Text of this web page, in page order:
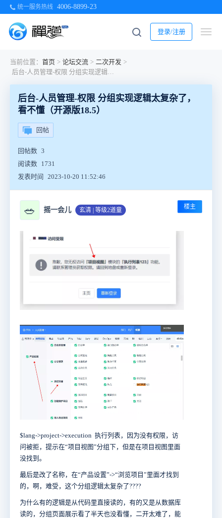
统一服务热线 4006-8899-23
登录/注册
当前位置： 首页 > 论坛交流 > 二次开发 >
后台-人员管理-权限 分组实现逻辑太复杂了，看不懂（开源版18.5）
后台-人员管理-权限 分组实现逻辑太复杂了，
看不懂（开源版18.5）
回帖
回帖数 3
阅读数 1731
发表时间
2023-10-20 11:52:46
🥗 摇一会儿 玄清 | 等级2道童 楼主
$lang->project->execution 执行列表，因为没有权限，访
问被拒，提示在“项目视图”分组下，但是在项目视图里面
没找到。
最后是改了名称，在“产品设置”->“浏览项目”里面才找到
的，啊，难受，这个分组逻辑太复杂了????
为什么有的逻辑是从代码里直接读的，有的又是从数据库
读的，分组页面展示看了半天也没看懂，二开太难了，能